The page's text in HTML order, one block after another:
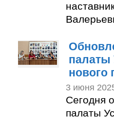
палаты
нового
3 июня
Сегодня
палаты